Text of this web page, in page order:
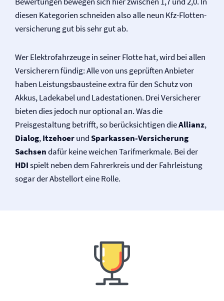
diesen Kategorien schneiden also alle neun Kfz-Flotten­
versicherung gut bis sehr gut ab.
Wer Elektrofahrzeuge in seiner Flotte hat, wird bei allen
Versicherern fündig: Alle von uns geprüften Anbieter
haben Leistungs­bausteine extra für den Schutz von
Akkus, Ladekabel und Ladestationen. Drei Versicherer
bieten dies jedoch nur optional an. Was die
Preisgestaltung betrifft, so berücksichtigen dieAllianz,
Dialog,ItzehoerundSparkassen-Versicherung
Sachsendafür keine weichen Tarifmerkmale. Bei der
HDIspielt neben dem Fahrerkreis und der Fahrleistung
sogar der Abstellort eine Rolle.